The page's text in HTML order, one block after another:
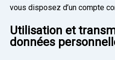
vous disposez d’un compte
Utilisation et
données